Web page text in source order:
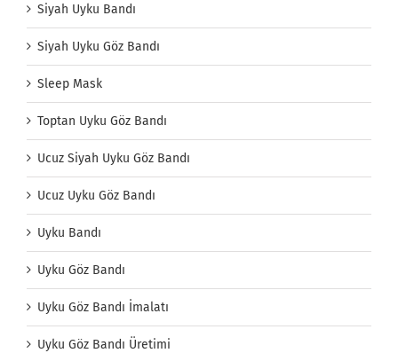
Siyah Uyku Bandı
Siyah Uyku Göz Bandı
Sleep Mask
Toptan Uyku Göz Bandı
Ucuz Siyah Uyku Göz Bandı
Ucuz Uyku Göz Bandı
Uyku Bandı
Uyku Göz Bandı
Uyku Göz Bandı İmalatı
Uyku Göz Bandı Üretimi